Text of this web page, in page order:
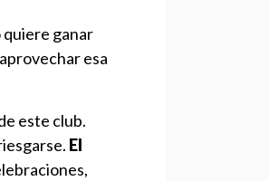
quiere ganar
esa
este club.
El